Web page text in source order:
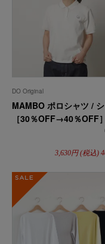
DO Original
MAMBO ポロシャツ /
［30％OFF→40％OFF］
3,630円(税込)